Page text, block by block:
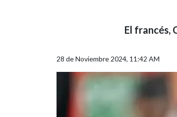
El francés,
28 de Noviembre 2024, 11:42 AM